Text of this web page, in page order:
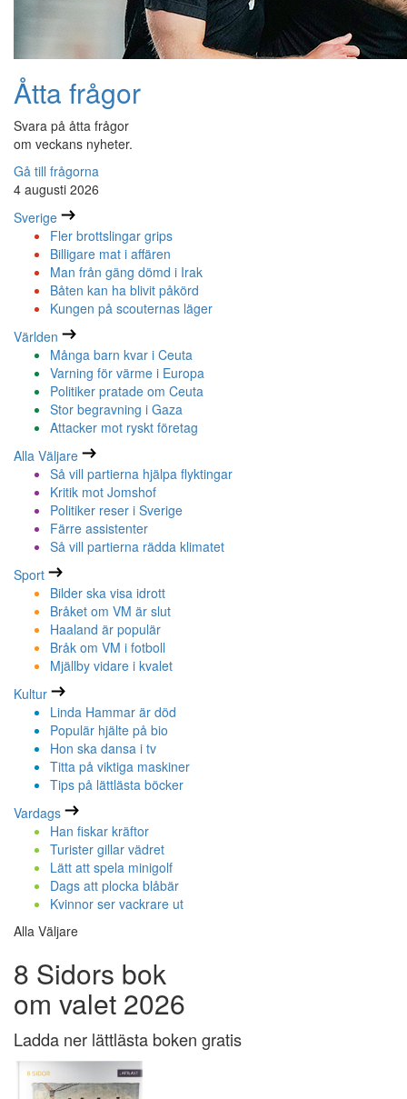
Åtta frågor
Svara på åtta frågor
om veckans nyheter.
Gå till frågorna
4 augusti 2026
Sverige
Fler brottslingar grips
Billigare mat i affären
Man från gäng dömd i Irak
Båten kan ha blivit påkörd
Kungen på scouternas läger
Världen
Många barn kvar i Ceuta
Varning för värme i Europa
Politiker pratade om Ceuta
Stor begravning i Gaza
Attacker mot ryskt företag
Alla Väljare
Så vill partierna hjälpa flyktingar
Kritik mot Jomshof
Politiker reser i Sverige
Färre assistenter
Så vill partierna rädda klimatet
Sport
Bilder ska visa idrott
Bråket om VM är slut
Haaland är populär
Bråk om VM i fotboll
Mjällby vidare i kvalet
Kultur
Linda Hammar är död
Populär hjälte på bio
Hon ska dansa i tv
Titta på viktiga maskiner
Tips på lättlästa böcker
Vardags
Han fiskar kräftor
Turister gillar vädret
Lätt att spela minigolf
Dags att plocka blåbär
Kvinnor ser vackrare ut
Alla Väljare
8 Sidors bok
om valet 2026
Ladda ner lättlästa boken gratis